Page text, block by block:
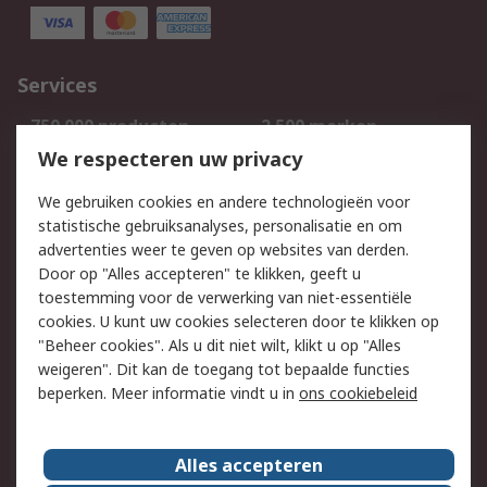
Services
750.000 producten
2.500 merken
Bestellen
Inkoopoplossingen
Track & Trace
Wettelijk
Cookiebeleid
Email veiligheid
Privacybeleid
Websitevoorwaarden
Algemene
verkoopvoorwaarden
Over RS
We respecteren uw privacy
We gebruiken cookies en andere technologieën voor
statistische gebruiksanalyses, personalisatie en om
advertenties weer te geven op websites van derden.
Door op "Alles accepteren" te klikken, geeft u
toestemming voor de verwerking van niet-essentiële
cookies. U kunt uw cookies selecteren door te klikken op
"Beheer cookies". Als u dit niet wilt, klikt u op "Alles
weigeren". Dit kan de toegang tot bepaalde functies
beperken. Meer informatie vindt u in ons cookiebeleid
Alles accepteren